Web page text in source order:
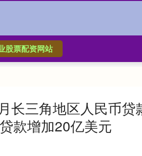
股票配资网站
长三角地区人民币贷
款增加20亿美元